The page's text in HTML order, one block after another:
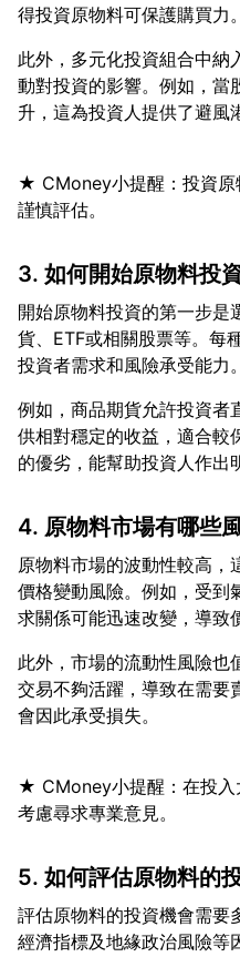
此外，多元化投資組合中納
動對投資的影響。例如，當
★ CMoney小提醒：投資原
3. 如何開始原物料投
開始原物料投資的第一步是
貨、ETF或相關股票等。每
例如，商品期貨允許投資者
供相對穩定的收益，適合較
4. 原物料市場有哪些
原物料市場的波動性較高，
價格變動風險。例如，受到
此外，市場的流動性風險也
交易不夠活躍，導致在需要
★ CMoney小提醒：在投入
5. 如何評估原物料的
評估原物料的投資機會需要
經濟指標及地緣政治風險等